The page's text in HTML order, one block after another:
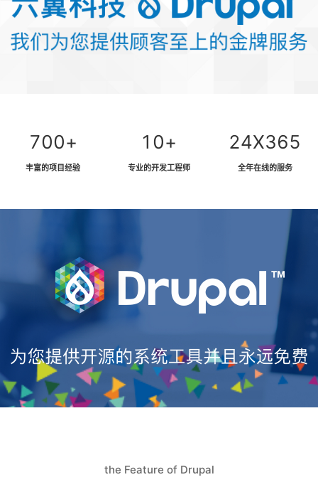
700
丰富的项目经验
10
专业的开发工程师
24
全年在线的服务
the Feature of Drupal